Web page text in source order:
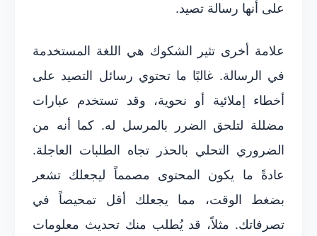
على أنها رسالة تصيد.
علامة أخرى تثير الشكوك هي اللغة المستخدمة
في الرسالة. غالبًا ما تحتوي رسائل التصيد على
أخطاء إملائية أو نحوية، وقد تستخدم عبارات
مضللة لتلحق الضرر بالمرسل له. كما أنه من
الضروري التحلي بالحذر تجاه الطلبات العاجلة.
عادةً ما يكون المحتوى مصمماً ليجعلك تشعر
بضغط الوقت، مما يجعلك أقل تمحيصاً في
تصرفاتك. مثلاً، قد يُطلب منك تحديث معلومات